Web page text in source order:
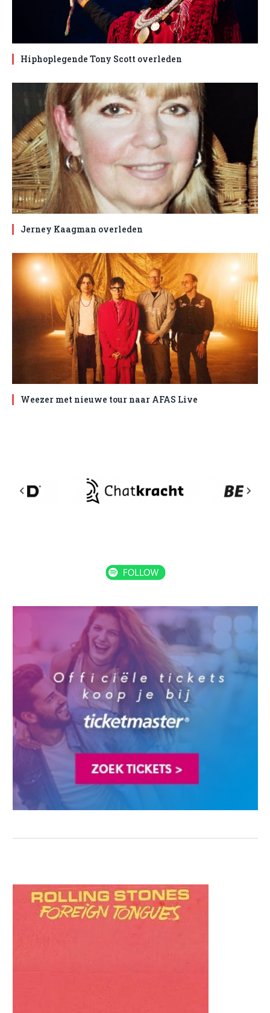
Hiphoplegende Tony Scott overleden
Jerney Kaagman overleden
Weezer met nieuwe tour naar AFAS Live